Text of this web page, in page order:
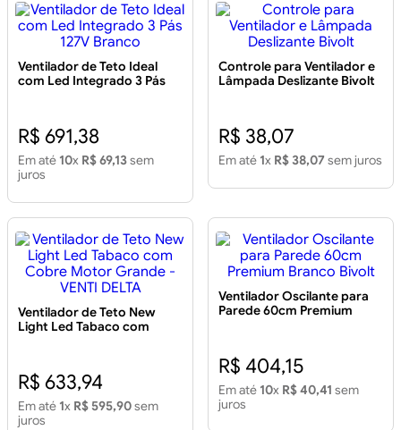
Ventilador de Teto Ideal
com Led Integrado 3 Pás
R$ 691,38
Em até 10x R$ 69,13sem
juros
Controle para Ventilador e
Lâmpada Deslizante Bivolt
R$ 38,07
Em até 1x R$ 38,07 sem juros
Ventilador de Teto New
Light Led Tabaco com
R$ 633,94
Em até 1x R$ 595,90sem
juros
Ventilador Oscilante para
Parede 60cm Premium
R$ 404,15
Em até 10x R$ 40,41 sem
juros